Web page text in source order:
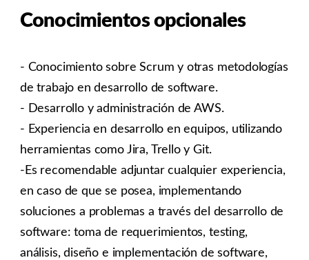
Conocimientos opcionales
- Conocimiento sobre Scrum y otras metodologías
de trabajo en desarrollo de software.
- Desarrollo y administración de AWS.
- Experiencia en desarrollo en equipos, utilizando
herramientas como Jira, Trello y Git.
-Es recomendable adjuntar cualquier experiencia,
en caso de que se posea, implementando
soluciones a problemas a través del desarrollo de
software: toma de requerimientos, testing,
análisis, diseño e implementación de software,